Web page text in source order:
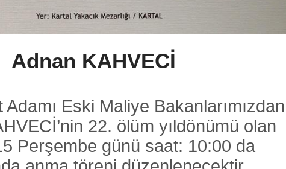
Adnan KAHVECİ
Eski Maliye Bakanlarımızdan
22. ölüm yıldönümü olan
Perşembe günü saat: 10:00 da